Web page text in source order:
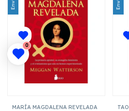
MARÍA MAGDALENA REVELADA
0